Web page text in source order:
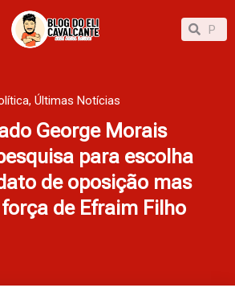
Pesquisar
, Últimas Notícias
George Morais
para escolha
de oposição mas
de Efraim Filho